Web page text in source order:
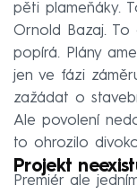
pěti plameňáky.
Ornold Bazaj. To
popírá. Plány
jen ve fázi
zažádat o
Ale povolení
to ohrozilo
Projekt
Premiér ale